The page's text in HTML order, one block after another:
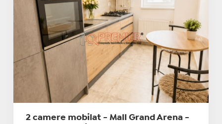
2 camere mobilat - Mall Grand Arena -